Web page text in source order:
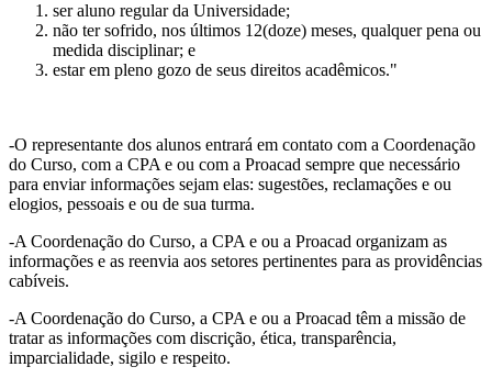
ser aluno regular da Universidade;
não ter sofrido, nos últimos 12(doze) meses, qualquer pena ou
medida disciplinar; e
estar em pleno gozo de seus direitos acadêmicos."
-O representante dos alunos entrará em contato com a Coordenação
do Curso, com a CPA e ou com a Proacad sempre que necessário
para enviar informações sejam elas: sugestões, reclamações e ou
elogios, pessoais e ou de sua turma.
-A Coordenação do Curso, a CPA e ou a Proacad organizam as
informações e as reenvia aos setores pertinentes para as providências
cabíveis.
-A Coordenação do Curso, a CPA e ou a Proacad têm a missão de
tratar as informações com discrição, ética, transparência,
imparcialidade, sigilo e respeito.